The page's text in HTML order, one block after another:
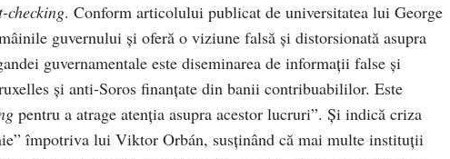
checking. Conform articolului publicat de universitatea lui George
guvernului și oferă o viziune falsă și distorsionată asupra
guvernamentale este diseminarea de informații false și
și anti-Soros finanțate din banii contribuabililor. Este
pentru a atrage atenția asupra acestor lucruri”. Și indică criza
împotriva lui Viktor Orbán, susținând că mai multe instituții